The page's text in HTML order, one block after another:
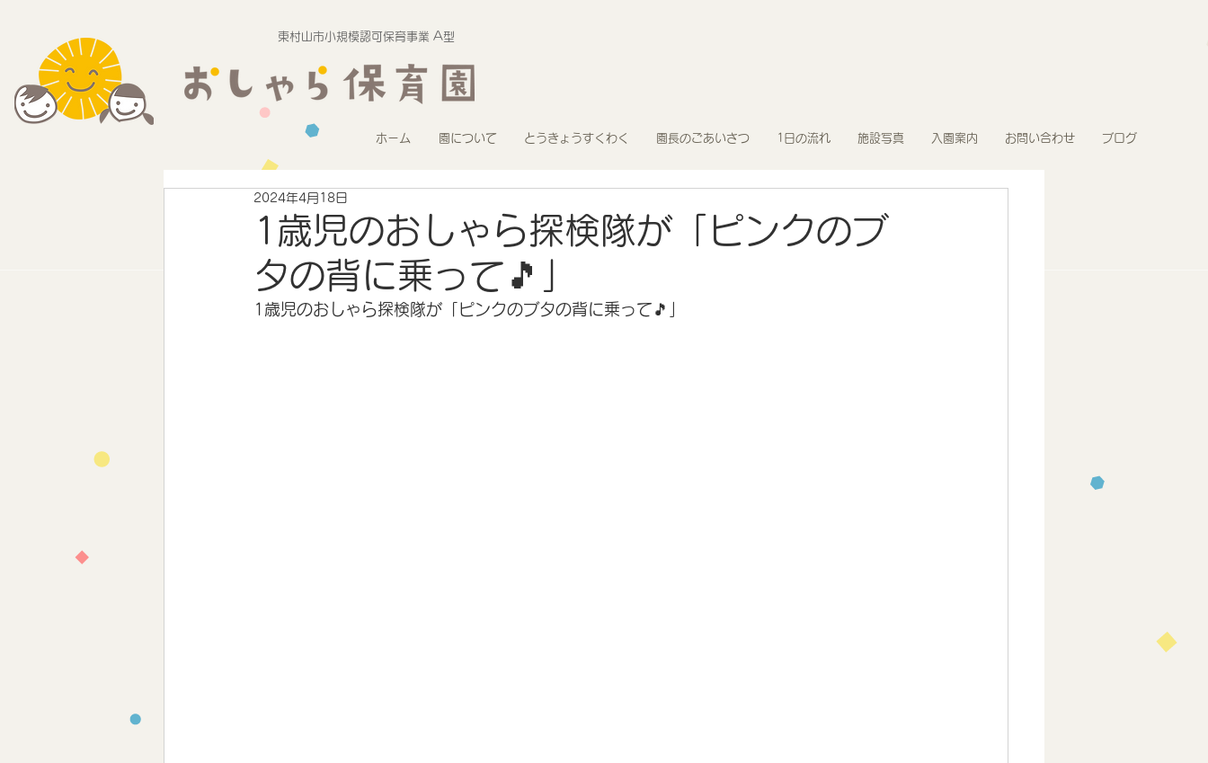
東村山市小規模認可保育事業 A型
ホーム 園について とうきょうすくわく 園長のごあいさつ 1日の流れ 施設写真 入園案内 お問い合わせ ブログ
1歳児のおしゃら探検隊が「ピンクのブ
タの背に乗って🎵」
2024年4月18日
1歳児のおしゃら探検隊が「ピンクのブタの背に乗って🎵」